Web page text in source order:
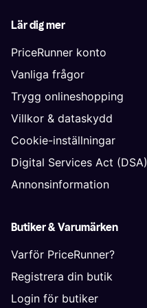
Lär dig mer
PriceRunner konto
Vanliga frågor
Trygg onlineshopping
Villkor & dataskydd
Cookie-inställningar
Digital Services Act (DSA)
Annonsinformation
Butiker & Varumärken
Varför PriceRunner?
Registrera din butik
Login för butiker